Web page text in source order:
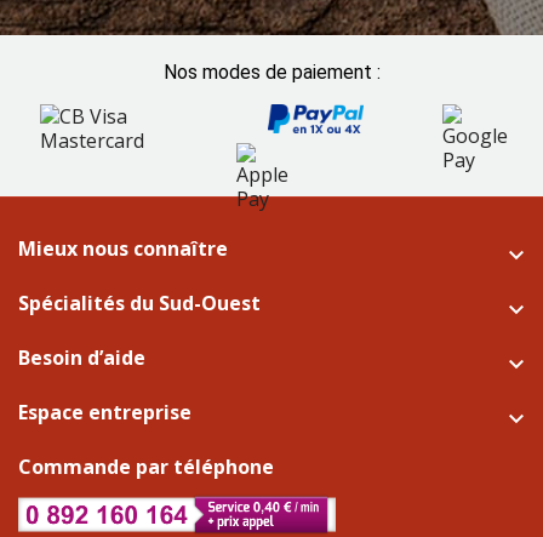
Nos modes de paiement :
Mieux nous connaître 
Spécialités du Sud-Ouest 
Besoin d’aide 
Espace entreprise 
Commande par téléphone